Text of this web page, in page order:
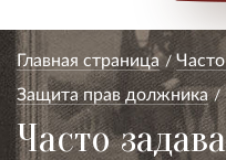
Главная страница
Защита прав должника
Часто